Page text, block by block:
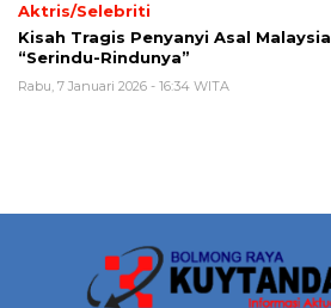
Aktris/Selebriti
Kisah Tragis Penyanyi Asal Malaysia
“Serindu-Rindunya”
Rabu, 7 Januari 2026 - 16:34 WITA